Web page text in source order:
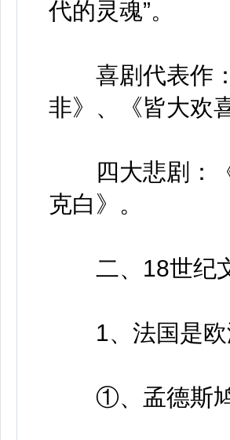
代的灵魂”。
喜剧代表作：
非》、《皆大欢
四大悲剧：《
克白》。
二、18世纪
1、法国是欧
①、孟德斯